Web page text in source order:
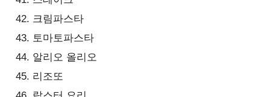
크림파스타
토마토파스타
알리오 올리오
리조또